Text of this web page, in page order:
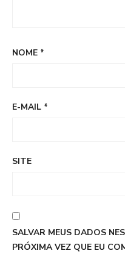
NOME *
E-MAIL *
SITE
SALVAR MEUS DADOS
PRÓXIMA VEZ QUE EU